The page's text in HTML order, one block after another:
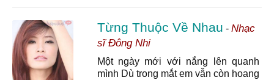
Từng Thuộc Về Nhau - Nhạc
sĩ Đông Nhi
Một ngày mới với nắng lên quanh
mình Dù trong mắt em vẫn còn hoang